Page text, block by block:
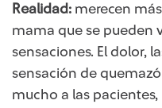
Realidad: merecen
mama que se pueden
sensaciones. El dolor,
sensación de
mucho a las